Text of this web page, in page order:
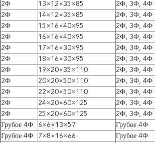
2Ф
13×12×35×85 2Ф, 3Ф, 4Ф
2Ф
14×12×35×85 2Ф, 3Ф, 4Ф
2Ф
15×16×40×95 2Ф, 3Ф, 4Ф
2Ф
16×16×40×95 2Ф, 3Ф, 4Ф
2Ф
17×16×30×95 2Ф, 3Ф, 4Ф
2Ф
18×16×30×95 2Ф, 3Ф, 4Ф
2Ф
19×20×35×110 2Ф, 3Ф, 4Ф
2Ф
20×20×50×110 2Ф, 3Ф, 4Ф
2Ф
22×20×50×110 2Ф, 3Ф, 4Ф
2Ф
24×20×60×125 2Ф, 3Ф, 4Ф
2Ф
25×20×60×125 2Ф, 3Ф, 4Ф
Грубое 4Ф
6×6×13×57 Грубое 4Ф
Грубое 4Ф
7×8×16×66 Грубое 4Ф